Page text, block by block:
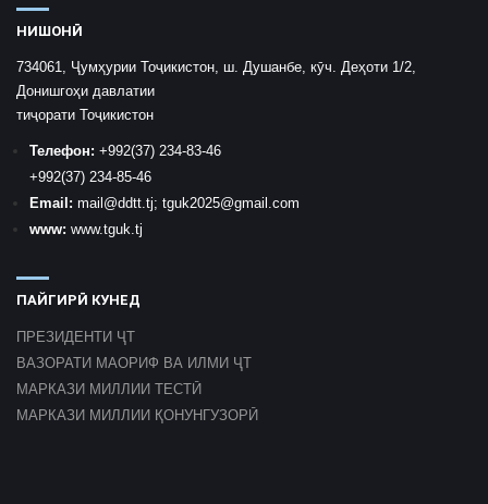
НИШОНӢ
734061, Ҷумҳурии Тоҷикистон, ш. Душанбе, кӯч. Деҳоти 1/2,
Донишгоҳи давлатии
тиҷорати Тоҷикистон
Телефон: +992(37) 234-83-46
+992(37) 234-85-46
Email: mail @ddtt.tj; tguk2025@gmail.com
www: www.tguk.tj
ПАЙГИРӢ КУНЕД
ПРЕЗИДЕНТИ ҶТ
ВАЗОРАТИ МАОРИФ ВА ИЛМИ ҶТ
МАРКАЗИ МИЛЛИИ ТЕСТӢ
МАРКАЗИ МИЛЛИИ ҚОНУНГУЗОРӢ